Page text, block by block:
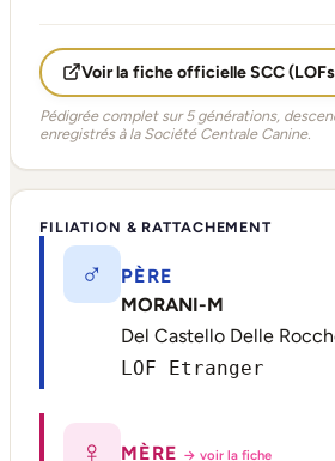
Voir la fiche officielle SCC
Pédigrée complet sur 5 générations,
enregistrés à la Société Centrale Canine.
FILIATION & RATTACHEMENT
♂
PÈRE
MORANI-M
Del Castello Delle
LOF Etranger
♀ MÈRE → voir la fiche